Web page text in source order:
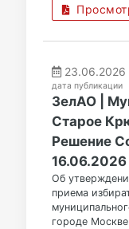
23.06.2026
дата публикации
ЗелАО |
Старое
Решение
Об
приема
городе Москве